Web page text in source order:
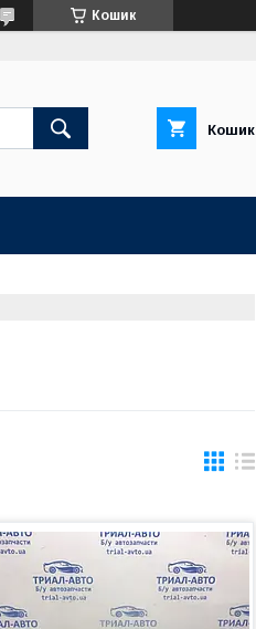
Кошик
Кошик